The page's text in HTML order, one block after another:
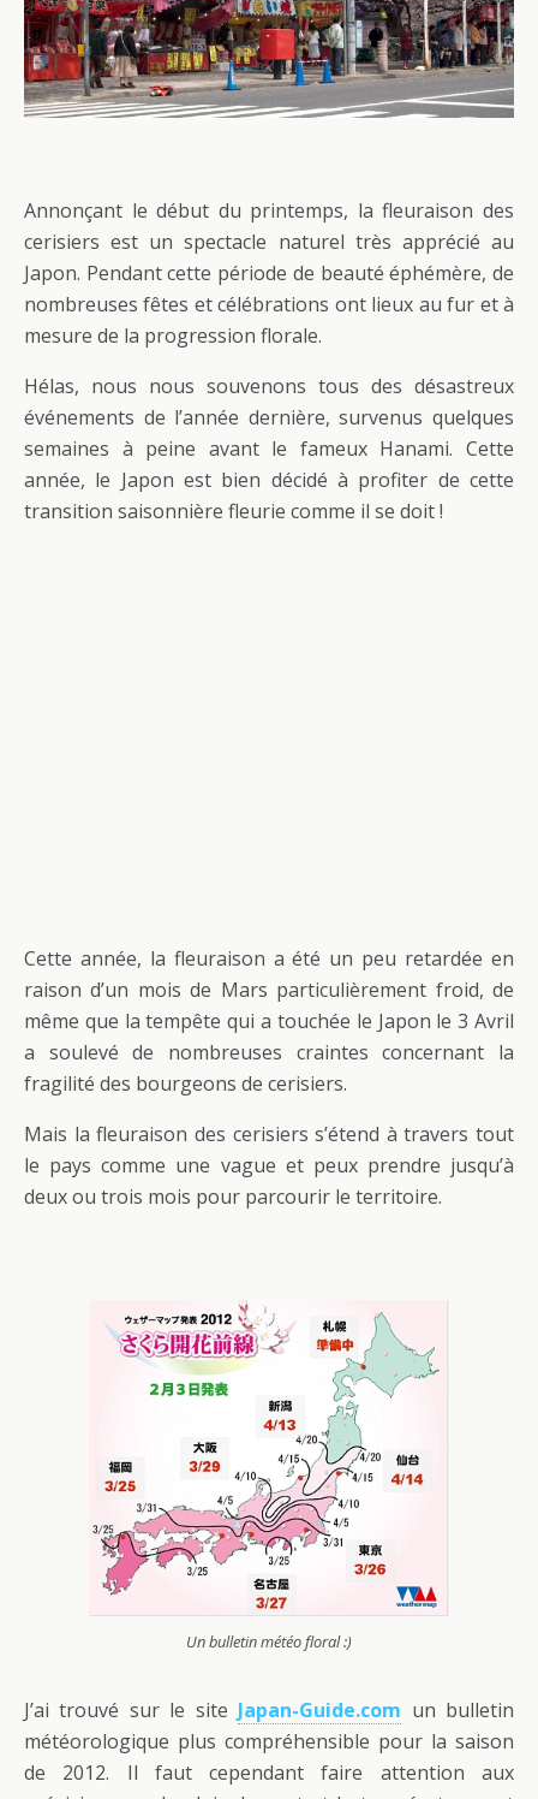
Annonçant le début du printemps, la fleuraison des
cerisiers est un spectacle naturel très apprécié au
Japon. Pendant cette période de beauté éphémère, de
nombreuses fêtes et célébrations ont lieux au fur et à
mesure de la progression florale.
Hélas, nous nous souvenons tous des désastreux
événements de l’année dernière, survenus quelques
semaines à peine avant le fameux Hanami. Cette
année, le Japon est bien décidé à profiter de cette
transition saisonnière fleurie comme il se doit !
Cette année, la fleuraison a été un peu retardée en
raison d’un mois de Mars particulièrement froid, de
même que la tempête qui a touchée le Japon le 3 Avril
a soulevé de nombreuses craintes concernant la
fragilité des bourgeons de cerisiers.
Mais la fleuraison des cerisiers s’étend à travers tout
le pays comme une vague et peux prendre jusqu’à
deux ou trois mois pour parcourir le territoire.
Un bulletin météo floral :)
J’ai trouvé sur le site Japan-Guide.com un bulletin
météorologique plus compréhensible pour la saison
de 2012. Il faut cependant faire attention aux